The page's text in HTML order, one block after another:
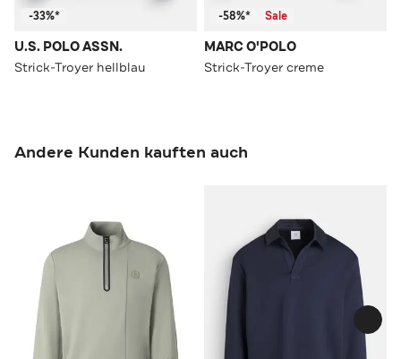
-33%*
U.S. POLO ASSN.
Strick-Troyer hellblau
-58%* Sale
MARC O'POLO
Strick-Troyer creme
Andere Kunden kauften auch